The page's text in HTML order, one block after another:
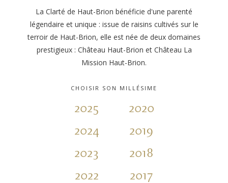
La Clarté de Haut-Brion bénéficie d'une parenté
légendaire et unique : issue de raisins cultivés sur le
terroir de Haut-Brion, elle est née de deux domaines
prestigieux : Château Haut-Brion et Château La
Mission Haut-Brion.
CHOISIR SON MILLÉSIME
2025
2024
2023
2022
2020
2019
2018
2017